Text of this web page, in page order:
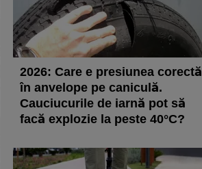
2026: Care e presiunea corectă
în anvelope pe caniculă.
Cauciucurile de iarnă pot să
facă explozie la peste 40°C?